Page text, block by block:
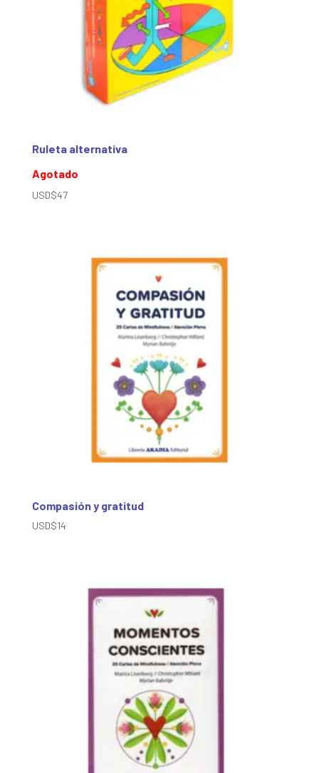
Ruleta alternativa
Agotado
USD$47
Compasión y gratitud
USD$14